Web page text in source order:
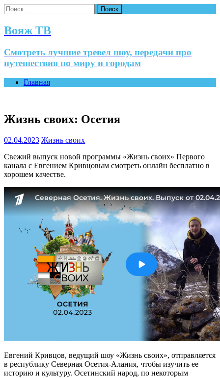
Найти:
Вояж ТВ
Смотреть лучшие тревел шоу, передачи про
путешествия по миру и городам
Главная
Жизнь своих: Осетия
02.04.2023 Жизнь своих
Свежий выпуск новой программы «Жизнь своих» Первого
канала с Евгением Кривцовым смотреть онлайн бесплатно в
хорошем качестве.
Евгений Кривцов, ведущий шоу «Жизнь своих», отправляется
в республику Северная Осетия-Алания, чтобы изучить ее
историю и культуру. Осетинский народ, по некоторым